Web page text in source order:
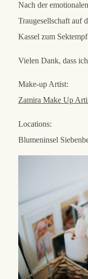
Nach der
Traugesellschaft auf
Kassel zum
Vielen Dank, dass
Make-up Artist:
Zamira Make Up
Locations:
Blumeninsel